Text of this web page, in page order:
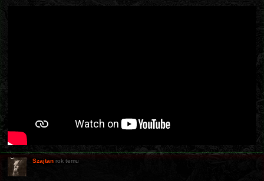
Szajtan rok temu